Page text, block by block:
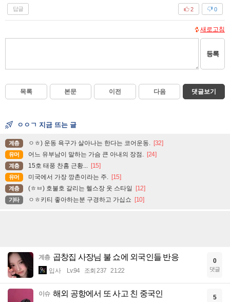
답글 0
2
새로고침
등록
목록 본문 이전 다음 댓글보기
ㅇㅇㄱ 지금 뜨는 글
계층 ㅇㅎ) 운동 욕구가 살아나는 한다는 코어운동. [32]
유머 어느 유부남이 말하는 가슴 큰 아내의 장점. [24]
계층 15호 태풍 찬홈 근황... [15]
유머 미국에서 가장 깡촌이라는 주. [15]
계층 (ㅎㅂ) 호불호 갈리는 헬스장 옷 스타일 [12]
기타 ㅇㅎ키티 좋아하는분 구경하고 가십쇼 [10]
계층 곱창집 사장님 불 쇼에 외국인들 반응
입사 Lv.94 조회 237 21:22
0
댓글
이슈 해외 공항에서 또 사고 친 중국인 5